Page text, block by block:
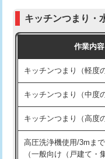
管・ポリ管・HT管使用
排水管工事（土の掘削
排水管工事（排水管工
排水管工事（追加 排
マス交換（土の掘削・
式・ワンホール）)
交換・取付(排水栓・排
キッチンつまり・
作業内容
キッチンつまり（軽度
キッチンつまり（中度
キッチンつまり（高度
高圧洗浄機使用/3mまで
（一般向け（戸建て・